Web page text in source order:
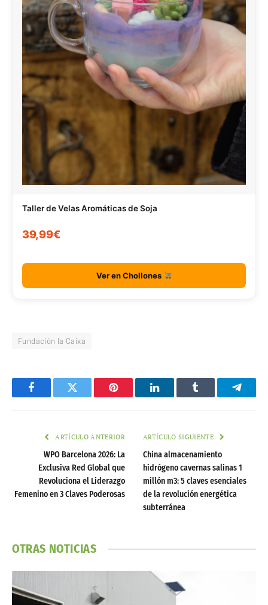
Taller de Velas Aromáticas de Soja
39,99€
Ver en Chollones
Fundación la Caixa
FacebookTwitter Pinterest LinkedInTumblr
ARTÍCULO ANTERIOR
WPO Barcelona 2026: La
Exclusiva Red Global que
Revoluciona el Liderazgo
Femenino en 3 Claves Poderosas
ARTÍCULO SIGUIENTE
China almacenamiento
hidrógeno cavernas salinas 1
millón m3: 5 claves esenciales
de la revolución energética
subterránea
OTRAS NOTICIAS